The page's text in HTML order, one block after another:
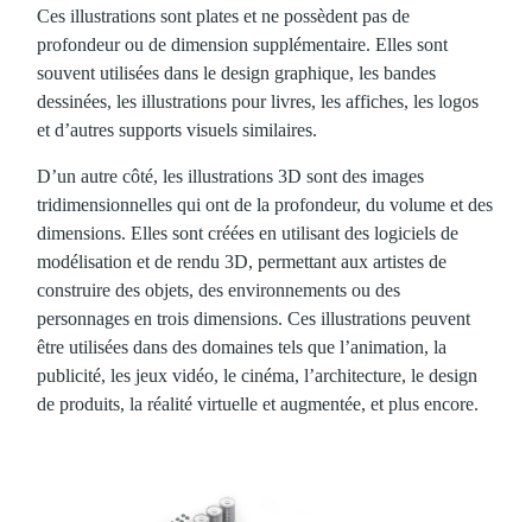
Ces illustrations sont plates et ne possèdent pas de
profondeur ou de dimension supplémentaire. Elles sont
souvent utilisées dans le design graphique, les bandes
dessinées, les illustrations pour livres, les affiches, les logos
et d’autres supports visuels similaires.
D’un autre côté, les illustrations 3D sont des images
tridimensionnelles qui ont de la profondeur, du volume et des
dimensions. Elles sont créées en utilisant des logiciels de
modélisation et de rendu 3D, permettant aux artistes de
construire des objets, des environnements ou des
personnages en trois dimensions. Ces illustrations peuvent
être utilisées dans des domaines tels que l’animation, la
publicité, les jeux vidéo, le cinéma, l’architecture, le design
de produits, la réalité virtuelle et augmentée, et plus encore.